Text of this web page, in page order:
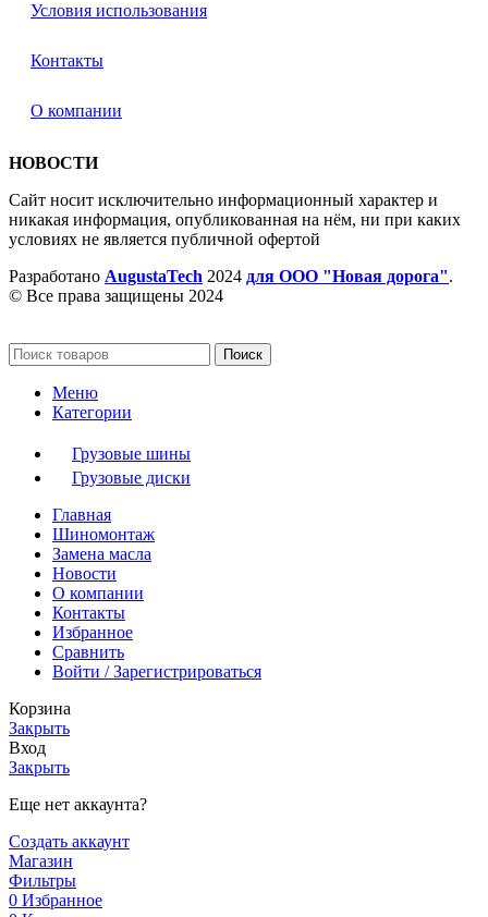
Условия использования
Контакты
О компании
НОВОСТИ
Сайт носит исключительно информационный характер и
никакая информация, опубликованная на нём, ни при каких
условиях не является публичной офертой
Разработано AugustaTech 2024 для ООО "Новая дорога".
© Все права защищены 2024
Поиск
Меню
Категории
Грузовые шины
Грузовые диски
Главная
Шиномонтаж
Замена масла
Новости
О компании
Контакты
Избранное
Сравнить
Войти / Зарегистрироваться
Корзина
Закрыть
Вход
Закрыть
Еще нет аккаунта?
Создать аккаунт
Магазин
Фильтры
0 Избранное